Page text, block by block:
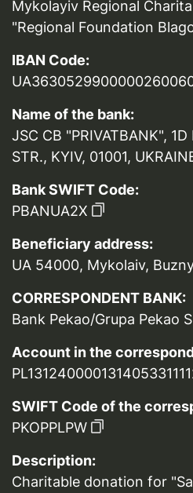
Mykolayiv Regional
"Regional Foundation
IBAN Code:
Name of the bank:
JSC CB "PRIVATBANK", 1D
STR., KYIV, 01001,
Bank SWIFT Code:
PBANUA2X
Beneficiary address:
UA 54000, Mykolaiv,
CORRESPONDENT BANK:
Bank Pekao/Grupa Pekao
Account in the
SWIFT Code of the
PKOPPLPW
Description:
Charitable donation for